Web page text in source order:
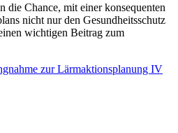
die Chance, mit einer konsequenten
nicht nur den Gesundheitsschutz
wichtigen Beitrag zum
zur Lärmaktionsplanung IV